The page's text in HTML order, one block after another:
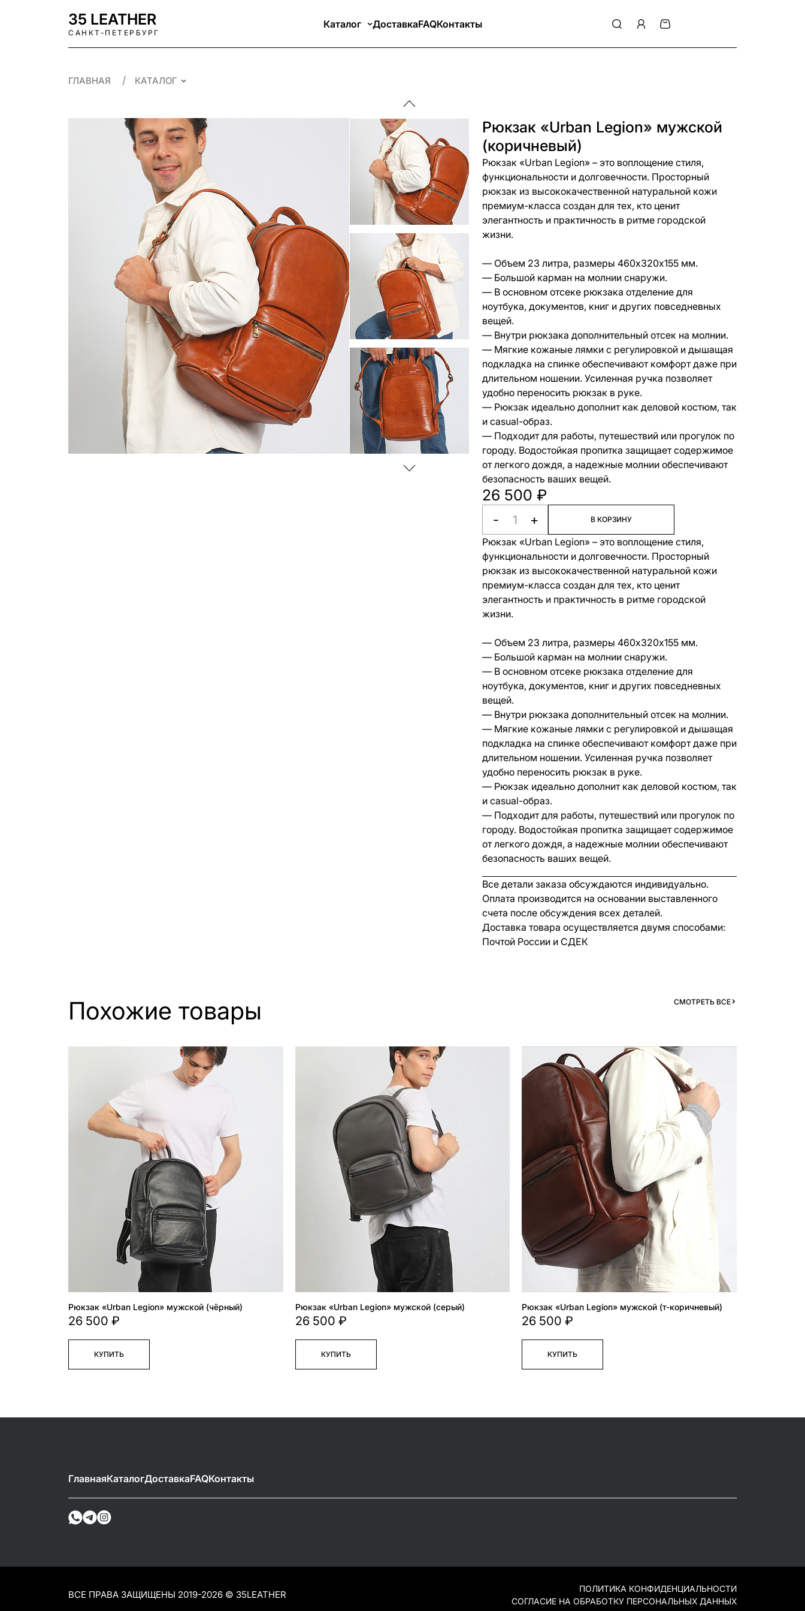
35 LEATHER
САНКТ-ПЕТЕРБУРГ
Каталог ДоставкаFAQКонтакты
ГЛАВНАЯ КАТАЛОГ
Рюкзак «Urban Legion» мужской
(коричневый)
Рюкзак «Urban Legion» – это воплощение стиля,
функциональности и долговечности. Просторный
рюкзак из высококачественной натуральной кожи
премиум-класса создан для тех, кто ценит
элегантность и практичность в ритме городской
жизни.
— Объем 23 литра, размеры 460х320х155 мм.
— Большой карман на молнии снаружи.
— В основном отсеке рюкзака отделение для
ноутбука, документов, книг и других повседневных
вещей.
— Внутри рюкзака дополнительный отсек на молнии.
— Мягкие кожаные лямки с регулировкой и дышащая
подкладка на спинке обеспечивают комфорт даже при
длительном ношении. Усиленная ручка позволяет
удобно переносить рюкзак в руке.
— Рюкзак идеально дополнит как деловой костюм, так
и casual-образ.
— Подходит для работы, путешествий или прогулок по
городу. Водостойкая пропитка защищает содержимое
от легкого дождя, а надежные молнии обеспечивают
безопасность ваших вещей.
26 500 ₽
- + В КОРЗИНУ
Рюкзак «Urban Legion» – это воплощение стиля,
функциональности и долговечности. Просторный
рюкзак из высококачественной натуральной кожи
премиум-класса создан для тех, кто ценит
элегантность и практичность в ритме городской
жизни.
— Объем 23 литра, размеры 460х320х155 мм.
— Большой карман на молнии снаружи.
— В основном отсеке рюкзака отделение для
ноутбука, документов, книг и других повседневных
вещей.
— Внутри рюкзака дополнительный отсек на молнии.
— Мягкие кожаные лямки с регулировкой и дышащая
подкладка на спинке обеспечивают комфорт даже при
длительном ношении. Усиленная ручка позволяет
удобно переносить рюкзак в руке.
— Рюкзак идеально дополнит как деловой костюм, так
и casual-образ.
— Подходит для работы, путешествий или прогулок по
городу. Водостойкая пропитка защищает содержимое
от легкого дождя, а надежные молнии обеспечивают
безопасность ваших вещей.
Все детали заказа обсуждаются индивидуально.
Оплата производится на основании выставленного
счета после обсуждения всех деталей.
Доставка товара осуществляется двумя способами:
Почтой России и СДЕК
Похожие товары СМОТРЕТЬ ВСЕ
Рюкзак «Urban Legion» мужской (чёрный)
26 500 ₽
КУПИТЬ
Рюкзак «Urban Legion» мужской (серый)
26 500 ₽
КУПИТЬ
Рюкзак «Urban Legion» мужской (т-коричневый)
26 500 ₽
КУПИТЬ
ГлавнаяКаталогДоставкаFAQКонтакты
ВСЕ ПРАВА ЗАЩИЩЕНЫ 2019-2026 © 35LEATHER
ПОЛИТИКА КОНФИДЕНЦИАЛЬНОСТИ
СОГЛАСИЕ НА ОБРАБОТКУ ПЕРСОНАЛЬНЫХ ДАННЫХ